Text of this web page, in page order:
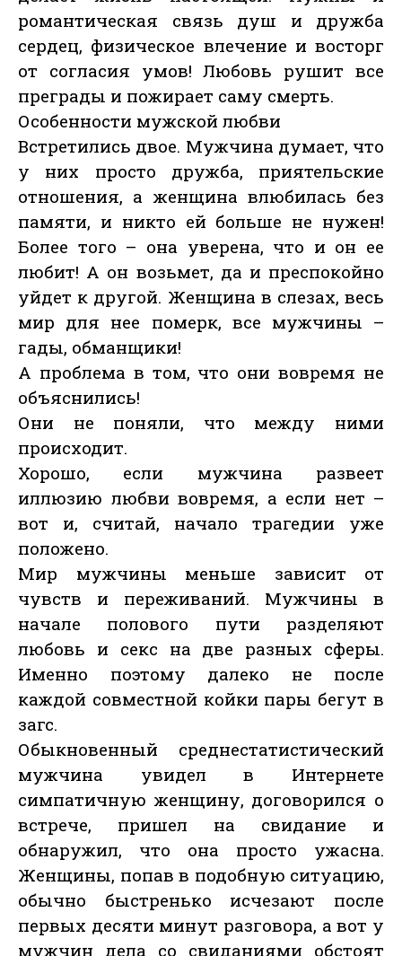
романтическая связь душ и дружба
сердец, физическое влечение и восторг
от согласия умов! Любовь рушит все
преграды и пожирает саму смерть.
Особенности мужской любви
Встретились двое. Мужчина думает, что
у них просто дружба, приятельские
отношения, а женщина влюбилась без
памяти, и никто ей больше не нужен!
Более того – она уверена, что и он ее
любит! А он возьмет, да и преспокойно
уйдет к другой. Женщина в слезах, весь
мир для нее померк, все мужчины –
гады, обманщики!
А проблема в том, что они вовремя не
объяснились!
Они не поняли, что между ними
происходит.
Хорошо, если мужчина развеет
иллюзию любви вовремя, а если нет –
вот и, считай, начало трагедии уже
положено.
Мир мужчины меньше зависит от
чувств и переживаний. Мужчины в
начале полового пути разделяют
любовь и секс на две разных сферы.
Именно поэтому далеко не после
каждой совместной койки пары бегут в
загс.
Обыкновенный среднестатистический
мужчина увидел в Интернете
симпатичную женщину, договорился о
встрече, пришел на свидание и
обнаружил, что она просто ужасна.
Женщины, попав в подобную ситуацию,
обычно быстренько исчезают после
первых десяти минут разговора, а вот у
мужчин дела со свиданиями обстоят